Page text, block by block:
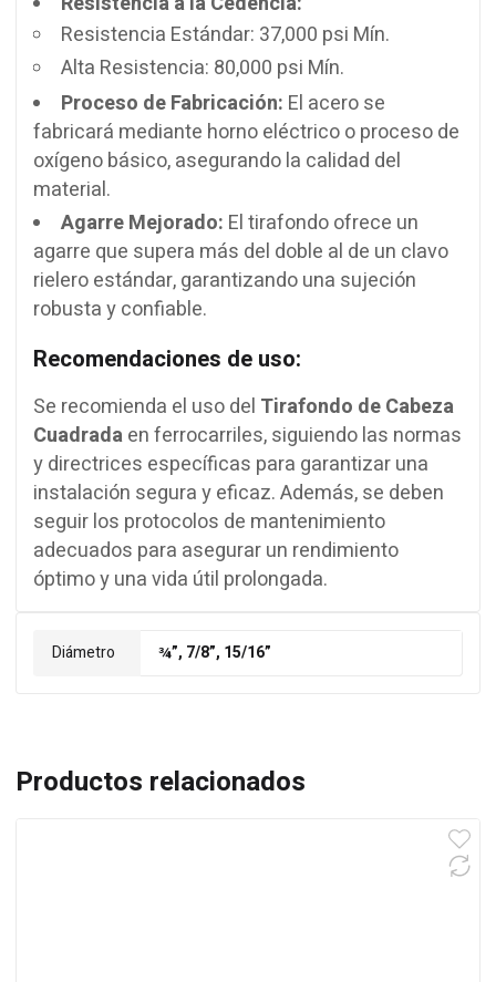
Resistencia Estándar: 37,000 psi Mín.
Alta Resistencia: 80,000 psi Mín.
Proceso de Fabricación: El acero se
fabricará mediante horno eléctrico o proceso de
oxígeno básico, asegurando la calidad del
material.
Agarre Mejorado: El tirafondo ofrece un
agarre que supera más del doble al de un clavo
rielero estándar, garantizando una sujeción
robusta y confiable.
Recomendaciones de uso:
Se recomienda el uso del Tirafondo de Cabeza
Cuadradaen ferrocarriles, siguiendo las normas
y directrices específicas para garantizar una
instalación segura y eficaz. Además, se deben
seguir los protocolos de mantenimiento
adecuados para asegurar un rendimiento
óptimo y una vida útil prolongada.
Diámetro ¾”, 7/8”, 15/16”
Productos relacionados